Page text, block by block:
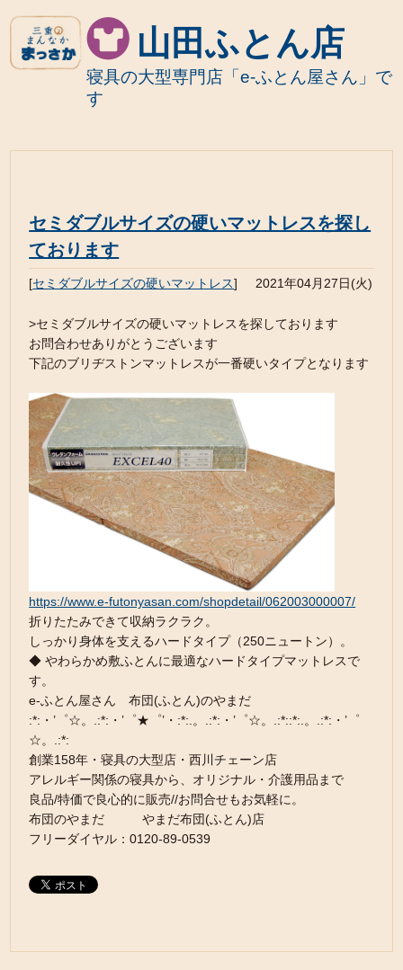
山田ふとん店
寝具の大型専門店「e-ふとん屋さん」で
す
セミダブルサイズの硬いマットレスを探し
ております
[セミダブルサイズの硬いマットレス] 2021年04月27日(火)
>セミダブルサイズの硬いマットレスを探しております
お問合わせありがとうございます
下記のブリヂストンマットレスが一番硬いタイプとなります
https://www.e-futonyasan.com/shopdetail/062003000007/
折りたたみできて収納ラクラク。
しっかり身体を支えるハードタイプ（250ニュートン）。
◆ やわらかめ敷ふとんに最適なハードタイプマットレスで
す。
e-ふとん屋さん 布団(ふとん)のやまだ
:*:・’゜☆。.:*:・’゜★゜’・:*:.。.:*:・’゜☆。.:*::*:.。.:*:・’゜
☆。.:*:
創業158年・寝具の大型店・西川チェーン店
アレルギー関係の寝具から、オリジナル・介護用品まで
良品/特価で良心的に販売//お問合せもお気軽に。
布団のやまだ やまだ布団(ふとん)店
フリーダイヤル：0120-89-0539